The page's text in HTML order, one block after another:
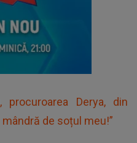
procuroarea Derya, din
de soțul meu!”